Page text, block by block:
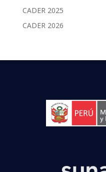
CADER 2025
CADER 2026